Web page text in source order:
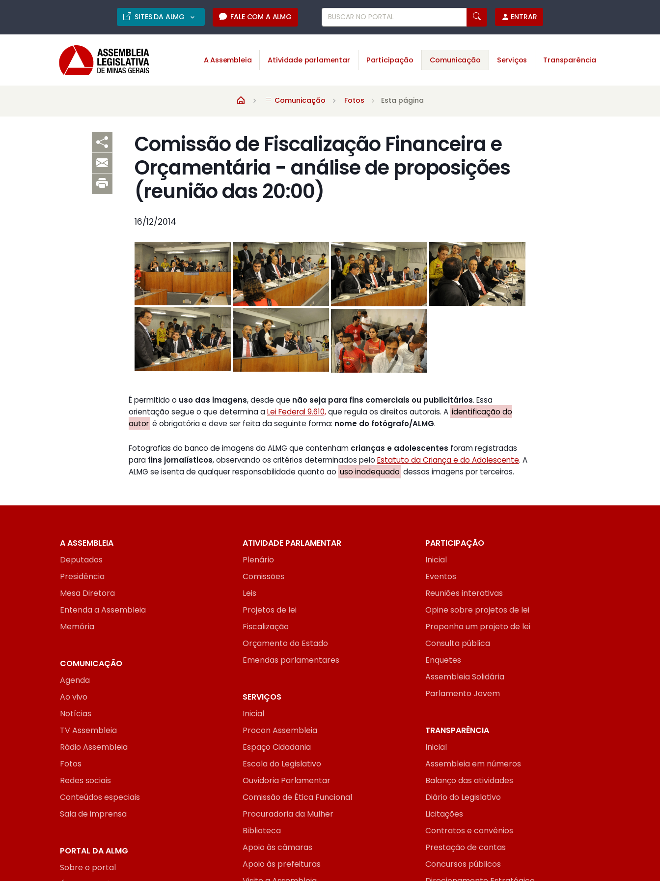
SITES DA ALMG FALE COM A ALMG ENTRAR
A Assembleia Atividade parlamentar Participação Comunicação Serviços Transparência
Comunicação Fotos Esta página
Comissão de Fiscalização Financeira e
Orçamentária - análise de proposições
(reunião das 20:00)
16/12/2014
É permitido o uso das imagens, desde que não seja para fins comerciais ou publicitários. Essa
orientação segue o que determina aLei Federal 9.610,que regula os direitos autorais. A identificação do
autor é obrigatória e deve ser feita da seguinte forma: nome do fotógrafo/ALMG.
Fotografias do banco de imagens da ALMG que contenham crianças e adolescentes foram registradas
para fins jornalísticos, observando os critérios determinados pelo Estatuto da Criança e do Adolescente. A
ALMG se isenta de qualquer responsabilidade quanto ao uso inadequado dessas imagens por terceiros.
A ASSEMBLEIA
Deputados
Presidência
Mesa Diretora
Entenda a Assembleia
Memória
ATIVIDADE PARLAMENTAR
Plenário
Comissões
Leis
Projetos de lei
Fiscalização
Orçamento do Estado
Emendas parlamentares
PARTICIPAÇÃO
Inicial
Eventos
Reuniões interativas
Opine sobre projetos de lei
Proponha um projeto de lei
Consulta pública
Enquetes
Assembleia Solidária
Parlamento Jovem
COMUNICAÇÃO
Agenda
Ao vivo
Notícias
TV Assembleia
Rádio Assembleia
Fotos
Redes sociais
Conteúdos especiais
Sala de imprensa
SERVIÇOS
Inicial
Procon Assembleia
Espaço Cidadania
Escola do Legislativo
Ouvidoria Parlamentar
Comissão de Ética Funcional
Procuradoria da Mulher
Biblioteca
Apoio às câmaras
Apoio às prefeituras
TRANSPARÊNCIA
Inicial
Assembleia em números
Balanço das atividades
Diário do Legislativo
Licitações
Contratos e convênios
Prestação de contas
Concursos públicos
PORTAL DA ALMG
Sobre o portal